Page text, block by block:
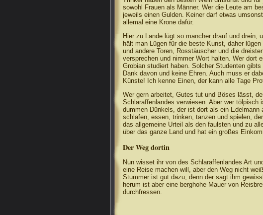
sowohl Frauen als Männer. Wer die Leute am
jeweils einen Gulden. Keiner darf etwas
allemal eine Krone dafür.
Hier zu Lande lügt so mancher drauf und drein,
hält man Lügen für die beste Kunst, daher
und andere Toren, Rosstäuscher und die
versprechen und nimmer Wort halten. Wer dort
Grobian studiert haben. Solcher Studenten
Dank davon und keine Ehren. Auch muss er
Künste! Ich kenne Einen, der kann alle Tage
Wer gern arbeitet, Gutes tut und Böses lässt,
Schlaraffenlandes verwiesen. Aber wer
dummen Dünkels, der ist dort als ein
schlafen, essen, trinken, tanzen und spielen,
das allgemeine Urteil als den faulsten und zu
über das ganze Land und hat ein großes
Der Weg dortin
Nun wisset ihr von des Schlaraffenlandes Art
eine Reise machen will, aber den Weg nicht
Stummer ist gut dazu, denn der sagt ihm
herum ist aber eine berghohe Mauer von
durchfressen.